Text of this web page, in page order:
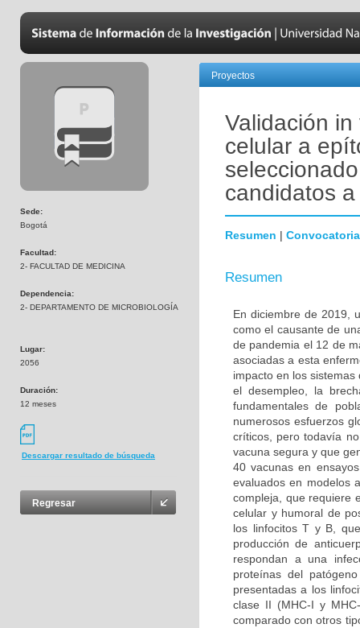
Sede:
Bogotá
Facultad:
2- FACULTAD DE MEDICINA
Dependencia:
2- DEPARTAMENTO DE MICROBIOLOGÍA
Lugar:
2056
Duración:
12 meses
Descargar resultado de búsqueda
Regresar
Proyectos
Validación
celular a
candidatos
Resumen | Convocatoria
Resumen
En diciembre de 2019,
como el causante de
de pandemia el 12 de
asociadas a esta
impacto en los
el desempleo, la
fundamentales de
numerosos esfuerzos
críticos, pero todavía
vacuna segura y que
40 vacunas en
evaluados en modelos
compleja, que requiere
celular y humoral de
los linfocitos T y B,
producción de
respondan a una
proteínas del
presentadas a los
clase II (MHC-I y
comparado con otros